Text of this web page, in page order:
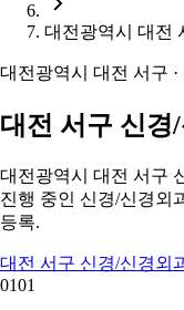
대전광역시 대전
대전광역시 대전 서구
대전 서구 신경
대전광역시 대전 서구
진행 중인 신경/신경외
등록.
대전 서구 신경/신경외
0101